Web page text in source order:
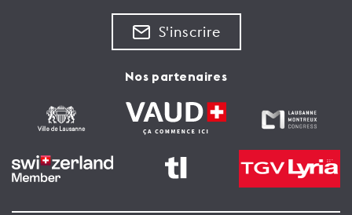
S'inscrire
Nos partenaires